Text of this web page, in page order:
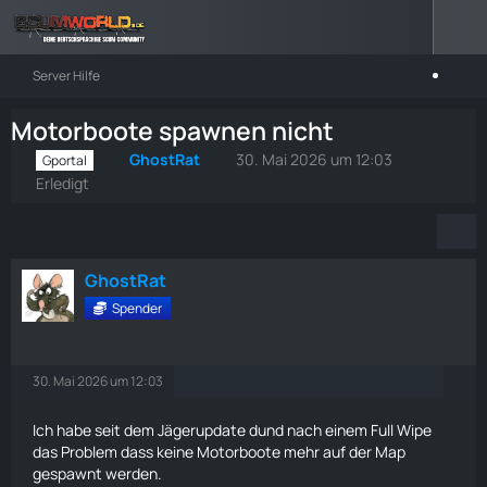
Server Hilfe
Motorboote spawnen nicht
Gportal GhostRat
30. Mai 2026 um 12:03
Erledigt
GhostRat
Spender
30. Mai 2026 um 12:03
Ich habe seit dem Jägerupdate dund nach einem Full Wipe
das Problem dass keine Motorboote mehr auf der Map
gespawnt werden.